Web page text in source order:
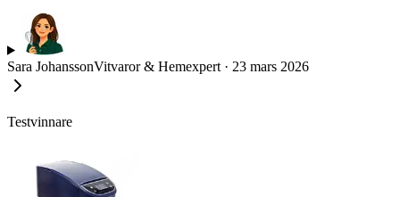
Sara JohanssonVitvaror & Hemexpert · 23 mars 2026
Testvinnare